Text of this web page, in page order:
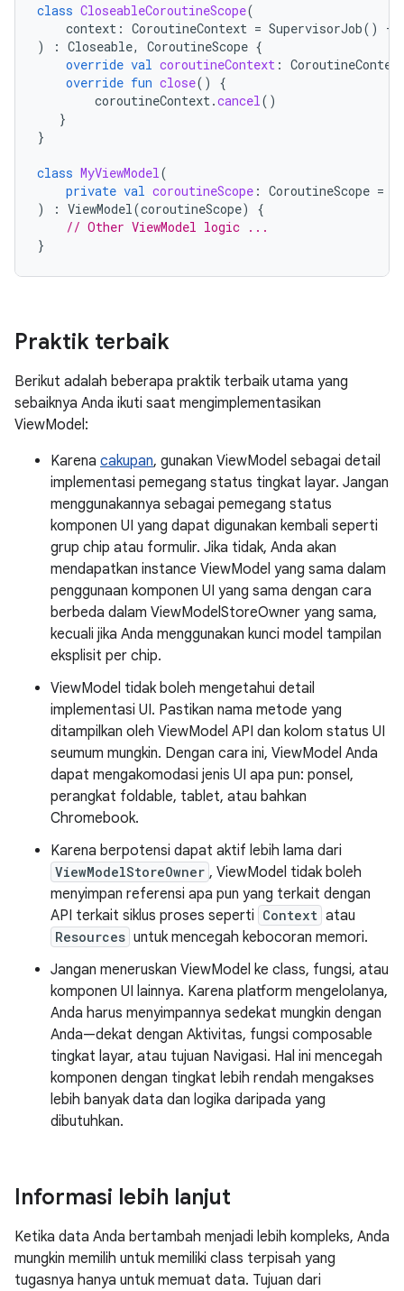
class CloseableCoroutineScope(
context : CoroutineContext = SupervisorJob() +
)
: Closeable, CoroutineScope {
override val coroutineContext :
override fun close()
{
coroutineContext .cancel ()
}
}
class MyViewModel (
private val coroutineScope : CoroutineScope =
)
: ViewModel (coroutineScope)
{
// Other ViewModel logic ...
}
Praktik terbaik
Berikut adalah beberapa praktik terbaik utama yang
sebaiknya Anda ikuti saat mengimplementasikan
ViewModel:
Karena cakupan, gunakan ViewModel sebagai detail
implementasi pemegang status tingkat layar. Jangan
menggunakannya sebagai pemegang status
komponen UI yang dapat digunakan kembali seperti
grup chip atau formulir. Jika tidak, Anda akan
mendapatkan instance ViewModel yang sama dalam
penggunaan komponen UI yang sama dengan cara
berbeda dalam ViewModelStoreOwner yang sama,
kecuali jika Anda menggunakan kunci model tampilan
eksplisit per chip.
ViewModel tidak boleh mengetahui detail
implementasi UI. Pastikan nama metode yang
ditampilkan oleh ViewModel API dan kolom status UI
seumum mungkin. Dengan cara ini, ViewModel Anda
dapat mengakomodasi jenis UI apa pun: ponsel,
perangkat foldable, tablet, atau bahkan
Chromebook.
Karena berpotensi dapat aktif lebih lama dari
ViewModelStoreOwner , ViewModel tidak boleh
menyimpan referensi apa pun yang terkait dengan
API terkait siklus proses seperti Context atau
Resources untuk mencegah kebocoran memori.
Jangan meneruskan ViewModel ke class, fungsi, atau
komponen UI lainnya. Karena platform mengelolanya,
Anda harus menyimpannya sedekat mungkin dengan
Anda—dekat dengan Aktivitas, fungsi composable
tingkat layar, atau tujuan Navigasi. Hal ini mencegah
komponen dengan tingkat lebih rendah mengakses
lebih banyak data dan logika daripada yang
dibutuhkan.
Informasi lebih lanjut
Ketika data Anda bertambah menjadi lebih kompleks, Anda
mungkin memilih untuk memiliki class terpisah yang
tugasnya hanya untuk memuat data. Tujuan dari